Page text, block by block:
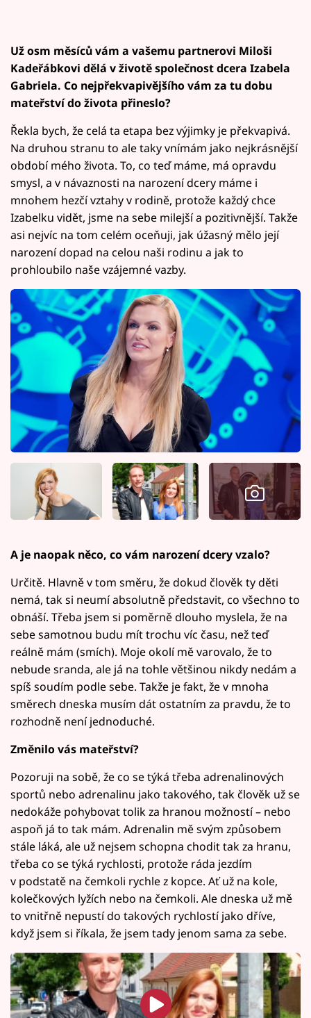
Už osm měsíců vám a vašemu partnerovi Miloši
Kadeřábkovi dělá v životě společnost dcera Izabela
Gabriela. Co nejpřekvapivějšího vám za tu dobu
mateřství do života přineslo?
Řekla bych, že celá ta etapa bez výjimky je překvapivá.
Na druhou stranu to ale taky vnímám jako nejkrásnější
období mého života. To, co teď máme, má opravdu
smysl, a v návaznosti na narození dcery máme i
mnohem hezčí vztahy v rodině, protože každý chce
Izabelku vidět, jsme na sebe milejší a pozitivnější. Takže
asi nejvíc na tom celém oceňuji, jak úžasný mělo její
narození dopad na celou naši rodinu a jak to
prohloubilo naše vzájemné vazby.
A je naopak něco, co vám narození dcery vzalo?
Určitě. Hlavně v tom směru, že dokud člověk ty děti
nemá, tak si neumí absolutně představit, co všechno to
obnáší. Třeba jsem si poměrně dlouho myslela, že na
sebe samotnou budu mít trochu víc času, než teď
reálně mám (smích). Moje okolí mě varovalo, že to
nebude sranda, ale já na tohle většinou nikdy nedám a
spíš soudím podle sebe. Takže je fakt, že v mnoha
směrech dneska musím dát ostatním za pravdu, že to
rozhodně není jednoduché.
Změnilo vás mateřství?
Pozoruji na sobě, že co se týká třeba adrenalinových
sportů nebo adrenalinu jako takového, tak člověk už se
nedokáže pohybovat tolik za hranou možností – nebo
aspoň já to tak mám. Adrenalin mě svým způsobem
stále láká, ale už nejsem schopna chodit tak za hranu,
třeba co se týká rychlosti, protože ráda jezdím
v podstatě na čemkoli rychle z kopce. Ať už na kole,
kolečkových lyžích nebo na čemkoli. Ale dneska už mě
to vnitřně nepustí do takových rychlostí jako dříve,
když jsem si říkala, že jsem tady jenom sama za sebe.